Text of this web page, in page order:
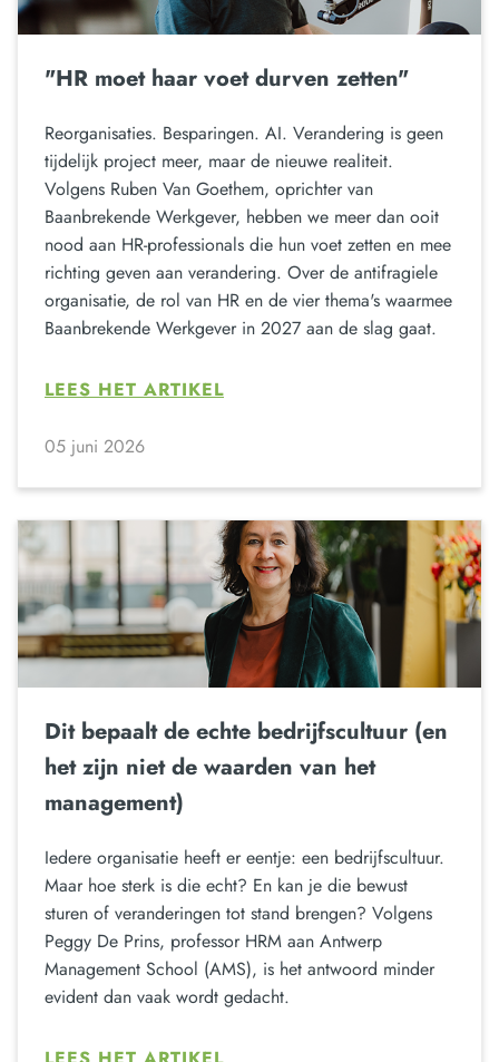
"HR moet haar voet durven zetten"
Reorganisaties. Besparingen. AI. Verandering is geen
tijdelijk project meer, maar de nieuwe realiteit.
Volgens Ruben Van Goethem, oprichter van
Baanbrekende Werkgever, hebben we meer dan ooit
nood aan HR-professionals die hun voet zetten en mee
richting geven aan verandering. Over de antifragiele
organisatie, de rol van HR en de vier thema's waarmee
Baanbrekende Werkgever in 2027 aan de slag gaat.
LEES HET ARTIKEL
05 juni 2026
Dit bepaalt de echte bedrijfscultuur (en
het zijn niet de waarden van het
management)
Iedere organisatie heeft er eentje: een bedrijfscultuur.
Maar hoe sterk is die echt? En kan je die bewust
sturen of veranderingen tot stand brengen? Volgens
Peggy De Prins, professor HRM aan Antwerp
Management School (AMS), is het antwoord minder
evident dan vaak wordt gedacht.